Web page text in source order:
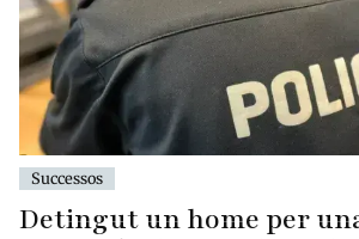
Successos
Detingut un home per